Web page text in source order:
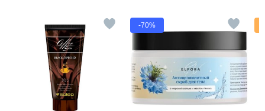
-70%